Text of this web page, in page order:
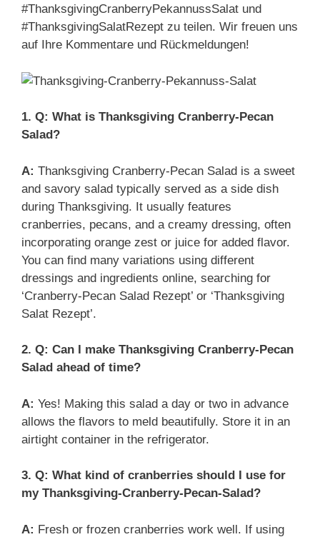
#ThanksgivingCranberryPekannussSalat und
#ThanksgivingSalatRezept zu teilen. Wir freuen uns
auf Ihre Kommentare und Rückmeldungen!
1. Q: What is Thanksgiving Cranberry-Pecan
Salad?
A: Thanksgiving Cranberry-Pecan Salad is a sweet
and savory salad typically served as a side dish
during Thanksgiving. It usually features
cranberries, pecans, and a creamy dressing, often
incorporating orange zest or juice for added flavor.
You can find many variations using different
dressings and ingredients online, searching for
‘Cranberry-Pecan Salad Rezept’ or ‘Thanksgiving
Salat Rezept’.
2. Q: Can I make Thanksgiving Cranberry-Pecan
Salad ahead of time?
A: Yes! Making this salad a day or two in advance
allows the flavors to meld beautifully. Store it in an
airtight container in the refrigerator.
3. Q: What kind of cranberries should I use for
my Thanksgiving-Cranberry-Pecan-Salad?
A: Fresh or frozen cranberries work well. If using